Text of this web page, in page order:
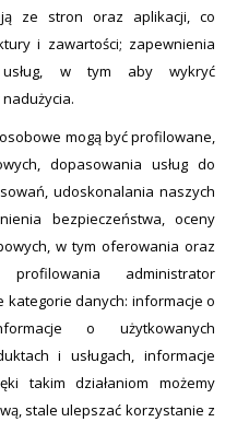
ze stron oraz aplikacji, co
i zawartości; zapewnienia
usług, w tym aby wykryć
mogą być profilowane,
dopasowania usług do
udoskonalania naszych
bezpieczeństwa, oceny
w tym oferowania oraz
administrator
kategorie danych: informacje o
o użytkowanych
i usługach, informacje
takim działaniom możemy
stale ulepszać korzystanie z